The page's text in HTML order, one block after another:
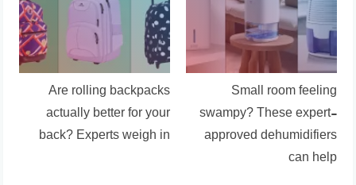
Small room feeling
swampy? These expert-
approved dehumidifiers
can help
Are rolling backpacks
actually better for your
back? Experts weigh in